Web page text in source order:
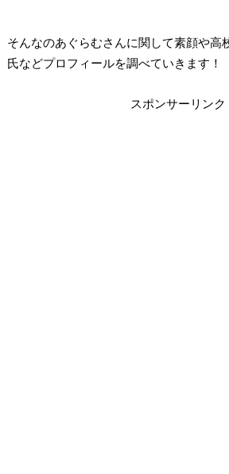
そんなのあぐらむさんに関して素顔や高
氏などプロフィールを調べていきます！
スポンサーリンク